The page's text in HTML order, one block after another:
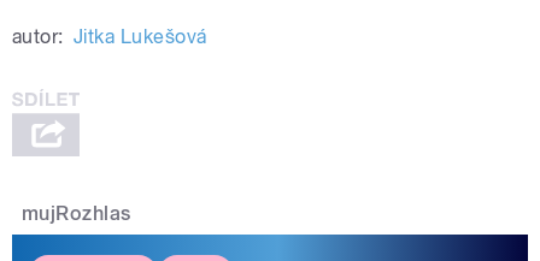
autor: Jitka Lukešová
mujRozhlas